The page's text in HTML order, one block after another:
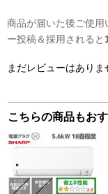
商品が届いた後ご使用
ー投稿＆採用されると
まだレビューはありま
こちらの商品もお